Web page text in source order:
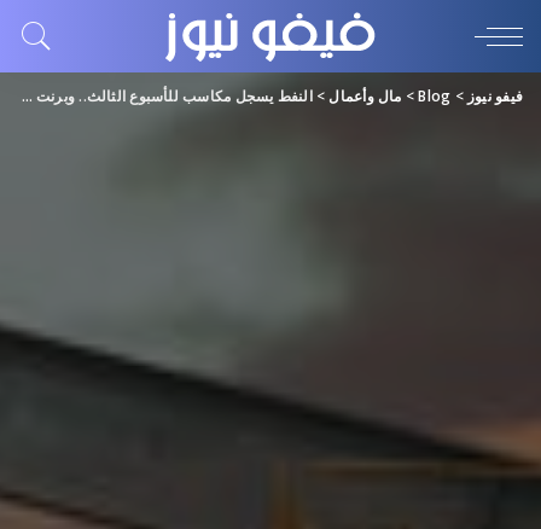
فيفو نيوز >
Blog
> مال وأعمال>النفط يسجل مكاسب للأسبوع الثالث.. وبرنت قرب 94 دولار للبرميل